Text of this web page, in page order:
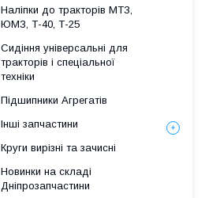
Наліпки до тракторів МТЗ,
ЮМЗ, Т-40, Т-25
Сидіння універсальні для
тракторів і спеціальної
техніки
Підшипники Агрегатів
Інші запчастини
Круги вирізні та зачисні
Новинки на складі
Дніпрозапчастини